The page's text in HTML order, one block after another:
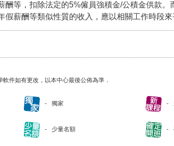
酬等，扣除法定的5%僱員強積金/公積金供款。
假薪酬等類似性質的收入，應以相關工作時段來
件如有更改，以本中心最後公佈為準．
獨家
少量名額